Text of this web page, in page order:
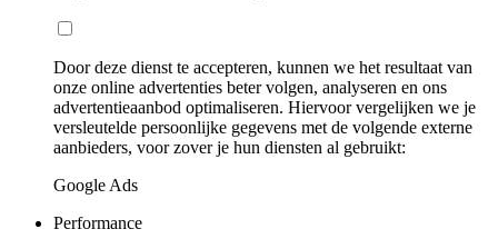
Door deze dienst te accepteren, kunnen we het resultaat van
onze online advertenties beter volgen, analyseren en ons
advertentieaanbod optimaliseren. Hiervoor vergelijken we je
versleutelde persoonlijke gegevens met de volgende externe
aanbieders, voor zover je hun diensten al gebruikt:
Google Ads
Performance